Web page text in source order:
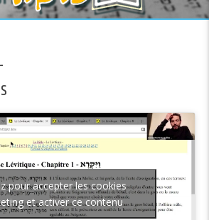
pour accepter les cookies
et activer ce contenu